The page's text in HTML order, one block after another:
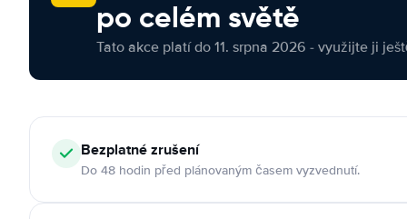
po celém světě
Tato akce platí do 11. srpna 2026 - využijte ji
Bezplatné zrušení
Do 48 hodin před plánovaným časem vyzvednutí.